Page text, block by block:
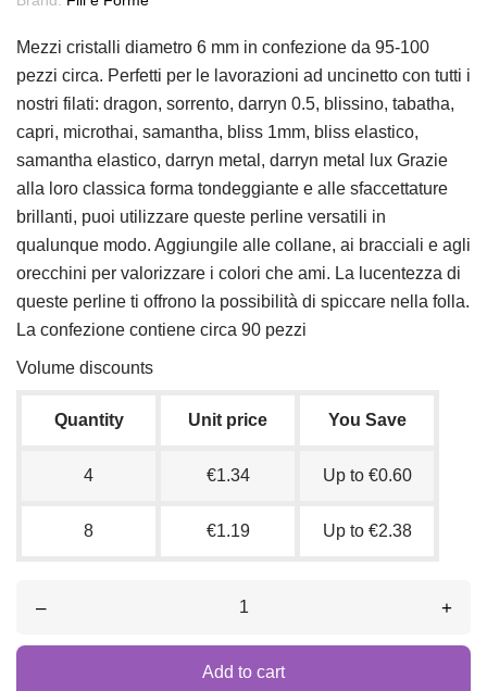
Mezzi cristalli diametro 6 mm in confezione da 95-100
pezzi circa. Perfetti per le lavorazioni ad uncinetto con tutti i
nostri filati: dragon, sorrento, darryn 0.5, blissino, tabatha,
capri, microthai, samantha, bliss 1mm, bliss elastico,
samantha elastico, darryn metal, darryn metal lux Grazie
alla loro classica forma tondeggiante e alle sfaccettature
brillanti, puoi utilizzare queste perline versatili in
qualunque modo. Aggiungile alle collane, ai bracciali e agli
orecchini per valorizzare i colori che ami. La lucentezza di
queste perline ti offrono la possibilità di spiccare nella folla.
La confezione contiene circa 90 pezzi
Volume discounts
Quantity Unit price You Save
4 €1.34 Up to €0.60
8 €1.19 Up to €2.38
– +
Add to cart